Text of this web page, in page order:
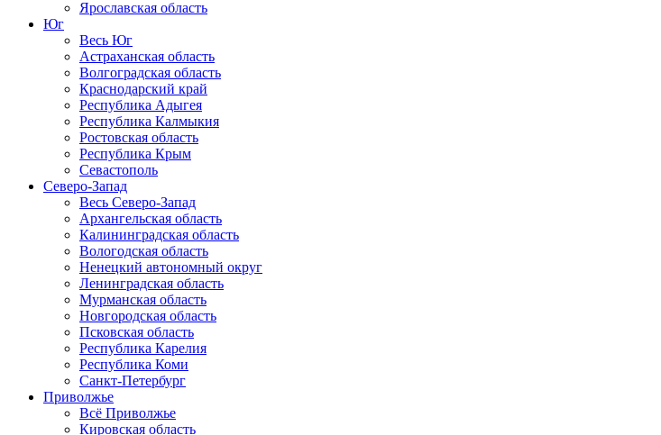
Ярославская область
Юг
Весь Юг
Астраханская область
Волгоградская область
Краснодарский край
Республика Адыгея
Республика Калмыкия
Ростовская область
Республика Крым
Севастополь
Северо-Запад
Весь Северо-Запад
Архангельская область
Калининградская область
Вологодская область
Ненецкий автономный округ
Ленинградская область
Мурманская область
Новгородская область
Псковская область
Республика Карелия
Республика Коми
Санкт-Петербург
Приволжье
Всё Приволжье
Кировская область